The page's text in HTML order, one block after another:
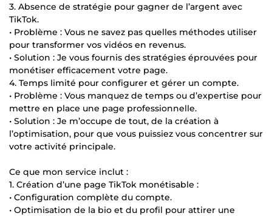
3. Absence de stratégie pour gagner de l’argent avec
TikTok.
• Problème : Vous ne savez pas quelles méthodes utiliser
pour transformer vos vidéos en revenus.
• Solution : Je vous fournis des stratégies éprouvées pour
monétiser efficacement votre page.
4. Temps limité pour configurer et gérer un compte.
• Problème : Vous manquez de temps ou d’expertise pour
mettre en place une page professionnelle.
• Solution : Je m’occupe de tout, de la création à
l’optimisation, pour que vous puissiez vous concentrer sur
votre activité principale.
Ce que mon service inclut :
1. Création d’une page TikTok monétisable :
• Configuration complète du compte.
• Optimisation de la bio et du profil pour attirer une